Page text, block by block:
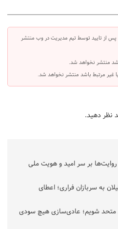
از تایید توسط تیم مدیریت در وب منتشر
منتشر نخواهد شد.
غیر مرتبط باشد منتشر نخواهد شد.
نظر دهید.
بر سر امید و هویت ملی
به سربازان فراری؛ اعطای
متحد شویم؛ عادی‌سازی هیچ سودی